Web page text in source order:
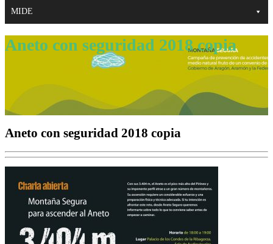
MIDE
Aneto con seguridad 2018 copia
Aneto con seguridad 2018 copia